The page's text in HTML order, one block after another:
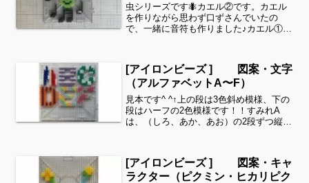
虫シリーズです🐜カエル②です。カエル
を作りながら思わず口ずさんでいたの
で、一緒に音符も作りました♪カエル①は
せんでした💦カエルは、11段×11段（5.5
㎝×5.5㎝...
[アイロンビーズ ] 図案・文字
（アルファベットA〜F）
見本です^ ^↑上の段は3色斜め模様、下の
段はハーフの2色模様です！！すみれA
は、（しろ、あか、あお）の2段ずつ縦縞
みどり）のドット柄Dは、（オレンジ、
むらさき）の1...
[アイロンビーズ ] 図案・キャ
ラクター（ピクミン・ヒカリピク